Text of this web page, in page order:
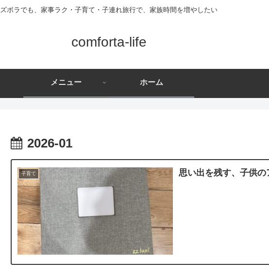
ズボラでも、家事ラク・子育て・子連れ旅行で、家族時間を増やしたい
comforta-life
メニュー ホーム
2026-01
子育て 思い出を残す、子供